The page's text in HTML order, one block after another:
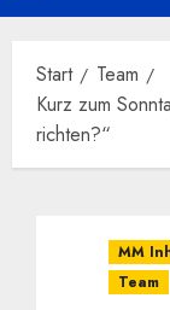
Menü
Start
Team
Kurz zum
richten?“
MM
Team